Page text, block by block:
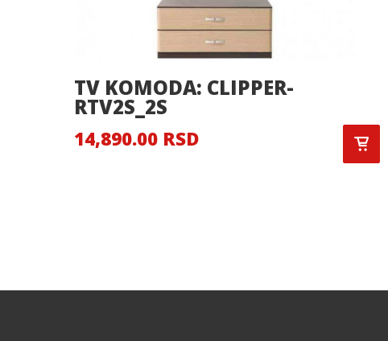
TV KOMODA: CLIPPER-
RTV2S_2S
14,890.00 RSD